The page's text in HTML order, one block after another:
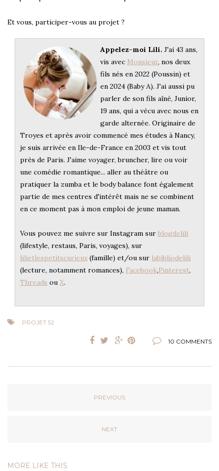
Et vous, participer-vous au projet ?
Appelez-moi Lili. J'ai 43 ans,
vis avec Monsieur, nos deux
fils nés en 2022 (Poussin) et
en 2024 (Baby A). J'ai aussi pu
parler de son fils aîné, Junior,
19 ans, qui a vécu avec nous en
garde alternée. Originaire de
Troyes et après avoir commencé mes études à Nancy,
je suis arrivée en Ile-de-France en 2003 et vis tout
près de Paris. J'aime voyager, bruncher, lire ou voir
une comédie romantique... aller au théâtre ou
pratiquer la zumba et le body balance font également
partie de mes centres d'intérêt mais ne se combinent
en ce moment pas à mon emploi de jeune maman.
Vous pouvez me suivre sur Instagram sur blogdelili
(lifestyle, restaus, Paris, voyages), sur
lilietlespetitscurieux (famille) et/ou sur labibliodelili
(lecture, notamment romances), Facebook,Pinterest,
Threads ou X.
PROJET 52
10 COMMENTS
PREVIOUS
NEXT
MORE LIKE THIS